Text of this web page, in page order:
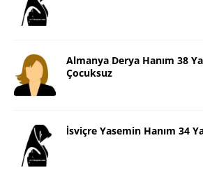
Almanya Derya Hanım 38
Çocuksuz
İsviçre Yasemin Hanım 34